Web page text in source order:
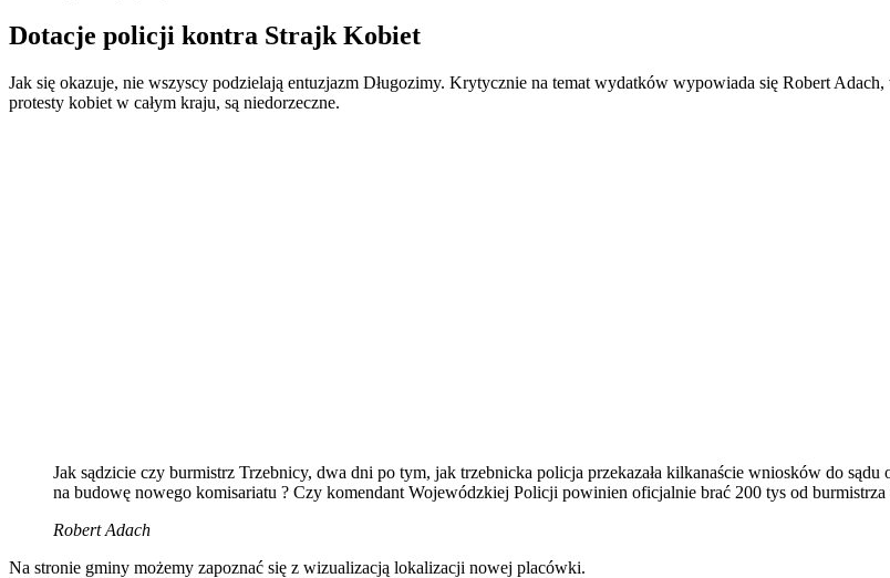
Dotacje policji kontra Strajk Kobiet
Jak się okazuje, nie wszyscy podzielają entuzjazm Długozimy. Krytycznie na temat wydatków wypowiada się Robert
protesty kobiet w całym kraju, są niedorzeczne.
Jak sądzicie czy burmistrz Trzebnicy, dwa dni po tym, jak trzebnicka policja przekazała kilkanaście wniosków do
na budowę nowego komisariatu ? Czy komendant Wojewódzkiej Policji powinien oficjalnie brać 200 tys od
Robert Adach
Na stronie gminy możemy zapoznać się z wizualizacją lokalizacji nowej placówki.